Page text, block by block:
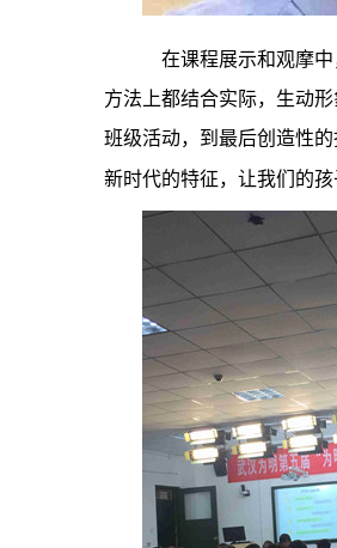
在课程展示和观摩中
方法上都结合实际，生动
班级活动，到最后创造性
新时代的特征，让我们的